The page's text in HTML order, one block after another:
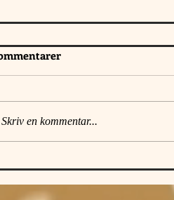
Skriv en kommentar...